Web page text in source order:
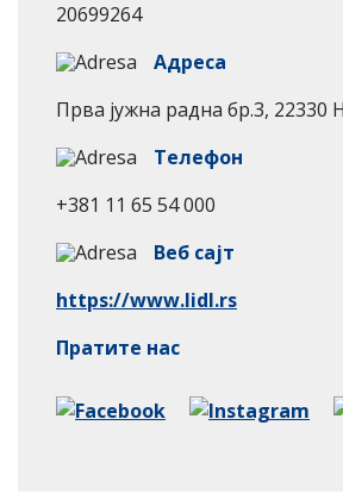
20699264
Адреса
Прва јужна радна бр.3, 22330
Телефон
+381 11 65 54 000
Веб сајт
https://www.lidl.rs
Пратите нас